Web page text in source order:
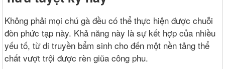
Không phải mọi chú gà đều có thể thực hiện được chuỗi
đòn phức tạp này. Khả năng này là sự kết hợp của nhiều
yếu tố, từ di truyền bẩm sinh cho đến một nền tảng thể
chất vượt trội được rèn giũa công phu.